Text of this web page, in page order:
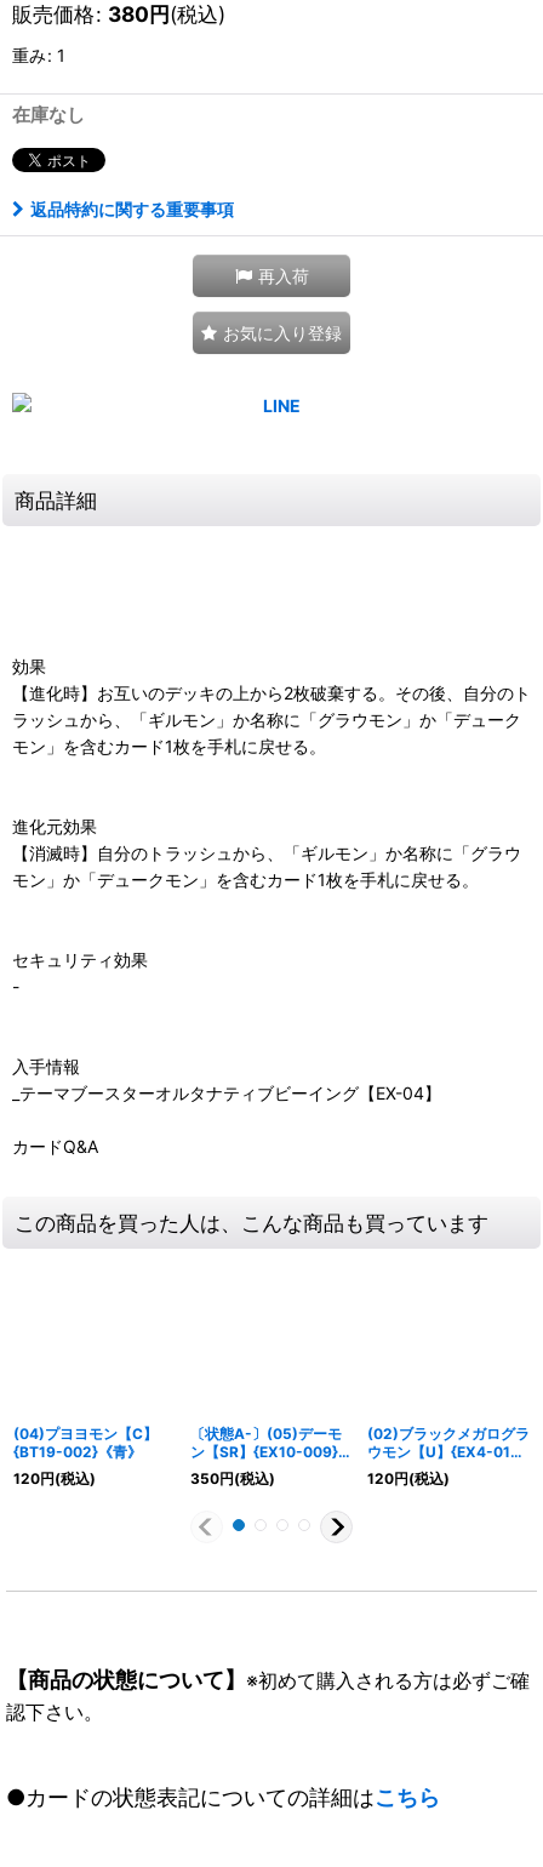
販売価格: 380円(税込)
重み: 1
在庫なし
返品特約に関する重要事項
再入荷
お気に入り登録
商品詳細
効果
【進化時】お互いのデッキの上から2枚破棄する。その後、自分のト
ラッシュから、「ギルモン」か名称に「グラウモン」か「デューク
モン」を含むカード1枚を手札に戻せる。
進化元効果
【消滅時】自分のトラッシュから、「ギルモン」か名称に「グラウ
モン」か「デュークモン」を含むカード1枚を手札に戻せる。
セキュリティ効果
-
入手情報
_テーマブースターオルタナティブビーイング【EX-04】
カードQ&A
この商品を買った人は、こんな商品も買っています
(04)プヨヨモン【C】
{BT19-002}《青》
120円(税込)
〔状態A-〕(05)デーモ
ン【SR】{EX10-009}
《多》
350円(税込)
(02)ブラックメガログラ
ウモン【U】{EX4-010}
《多》
120円(税込)
【商品の状態について】 ※初めて購入される方は必ずご確
認下さい。
●カードの状態表記についての詳細はこちら